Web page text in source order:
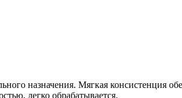
назначения. Мягкая консистенция
легко обрабатывается.